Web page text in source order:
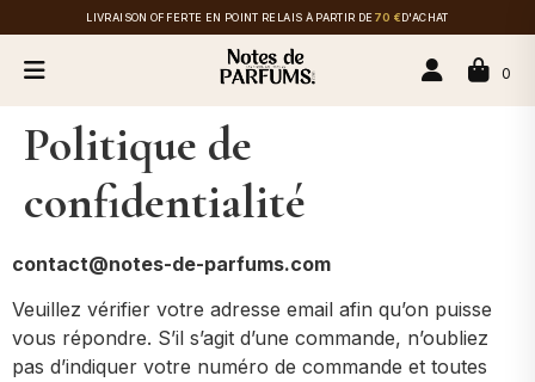
LIVRAISON OFFERTE EN POINT RELAIS À PARTIR DE 70 €D'ACHAT
0
Politique de
confidentialité
contact@notes-de-parfums.com
Veuillez vérifier votre adresse email afin qu’on puisse
vous répondre. S’il s’agit d’une commande, n’oubliez
pas d’indiquer votre numéro de commande et toutes